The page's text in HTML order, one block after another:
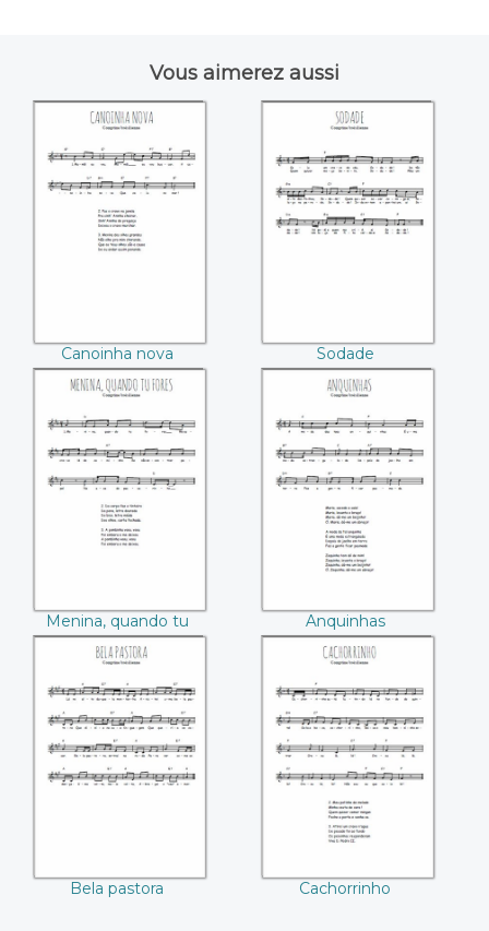
Vous aimerez aussi
Canoinha nova
Canoinha nova
Sodade
Sodade
Menina, quando tu
fores
Menina, quando tu
fores
Anquinhas
Anquinhas
Bela pastora
Bela pastora
Cachorrinho
Cachorrinho